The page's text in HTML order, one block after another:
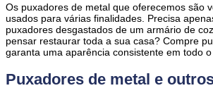
Os puxadores de metal que oferecemos são
usados para várias finalidades. Precisa
puxadores desgastados de um armário de
pensar restaurar toda a sua casa? Compre
garanta uma aparência consistente em todo o
Puxadores de metal e